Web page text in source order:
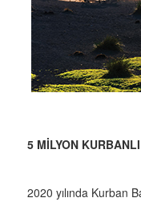
5 MİLYON
2020 yılında Kurban